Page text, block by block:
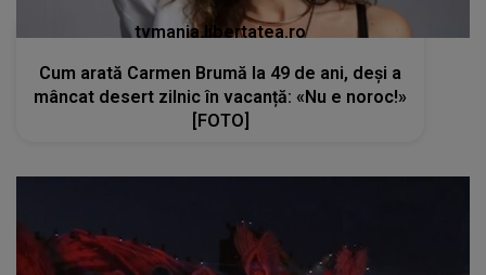
tvmania.libertatea.ro
Cum arată Carmen Brumă la 49 de ani, deși a
mâncat desert zilnic în vacanță: «Nu e noroc!»
[FOTO]